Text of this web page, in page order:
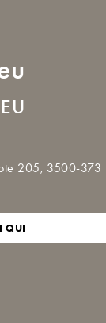
205, 3500-373
QUI